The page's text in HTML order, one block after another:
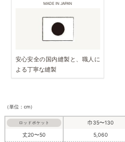
MADE IN JAPAN
安心安全の国内縫製と、職人に
よる丁寧な縫製
（単位：cm）
ロッドポケット 巾35〜130
丈20〜50
5,060